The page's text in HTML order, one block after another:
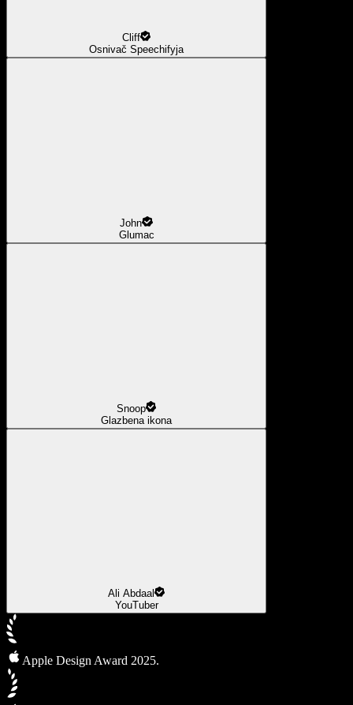
Cliff
Osnivač Speechifyja
John
Glumac
Snoop
Glazbena ikona
Ali Abdaal
YouTuber
Apple Design Award 2025.